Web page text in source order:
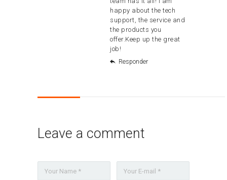
happy about the tech
support, the service and
the products you
offer.Keep up the great
job!
Responder
Leave a comment